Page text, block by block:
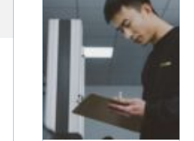
maskinens effektivitet
och s...